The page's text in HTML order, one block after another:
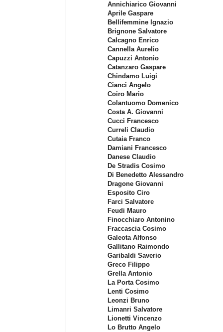
Annichiarico Giovanni
Aprile Gaspare
Bellifemmine Ignazio
Brignone Salvatore
Calcagno Enrico
Cannella Aurelio
Capuzzi Antonio
Catanzaro Gaspare
Chindamo Luigi
Cianci Angelo
Coiro Mario
Colantuomo Domenico
Costa A. Giovanni
Cucci Francesco
Curreli Claudio
Cutaia Franco
Damiani Francesco
Danese Claudio
De Stradis Cosimo
Di Benedetto Alessandro
Dragone Giovanni
Esposito Ciro
Farci Salvatore
Feudi Mauro
Finocchiaro Antonino
Fraccascia Cosimo
Galeota Alfonso
Gallitano Raimondo
Garibaldi Saverio
Greco Filippo
Grella Antonio
La Porta Cosimo
Lenti Cosimo
Leonzi Bruno
Limanri Salvatore
Lionetti Vincenzo
Lo Brutto Angelo